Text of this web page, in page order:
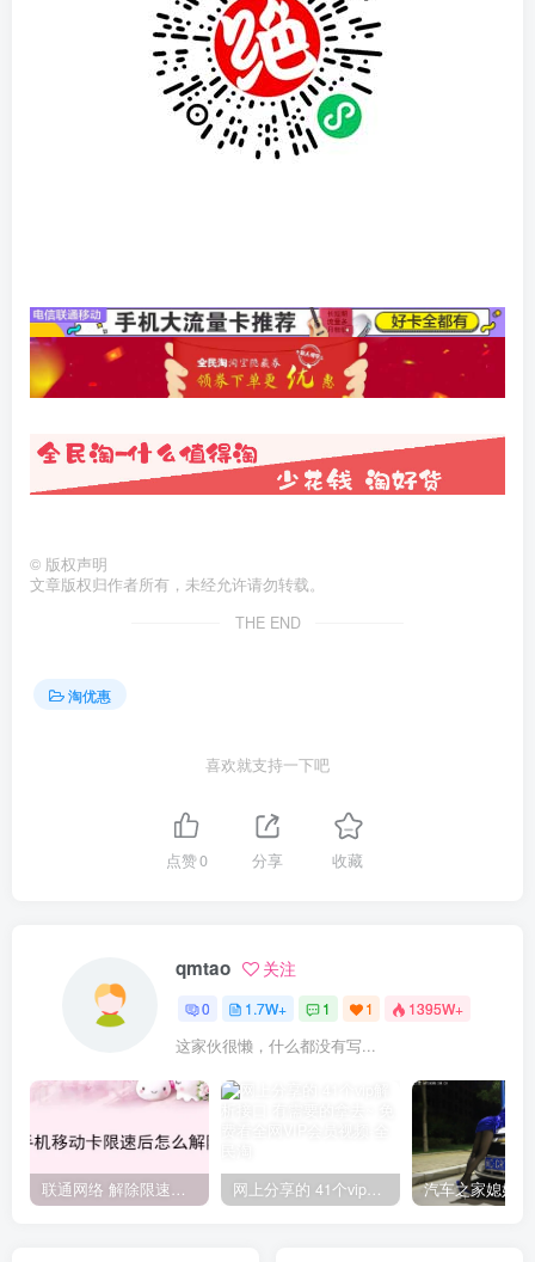
© 版权声明
文章版权归作者所有，未经允许请勿转载。
THE END
淘优惠
喜欢就支持一下吧
点赞0 分享 收藏
qmtao 关注
0 1.7W+ 1 1 1395W+
这家伙很懒，什么都没有写...
联通网络 解除限速方法参考！畅享、畅玩、老白干等及其它地区自测了 网上分享的 41个vip解析接口 有需要的拿去~ 免费看全网VIP会员视频